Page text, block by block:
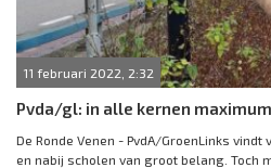
11 februari 2022, 2:32
Pvda/gl: in alle kernen
De Ronde Venen - PvdA/GroenLinks
en nabij scholen van groot belang. Toch